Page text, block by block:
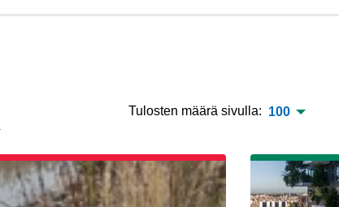
Tulosten määrä sivulla: 100